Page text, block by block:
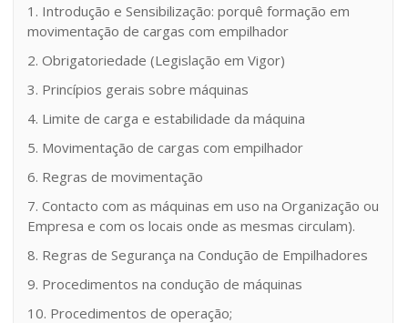
1. Introdução e Sensibilização: porquê formação em
movimentação de cargas com empilhador
2. Obrigatoriedade (Legislação em Vigor)
3. Princípios gerais sobre máquinas
4. Limite de carga e estabilidade da máquina
5. Movimentação de cargas com empilhador
6. Regras de movimentação
7. Contacto com as máquinas em uso na Organização ou
Empresa e com os locais onde as mesmas circulam).
8. Regras de Segurança na Condução de Empilhadores
9. Procedimentos na condução de máquinas
10. Procedimentos de operação;